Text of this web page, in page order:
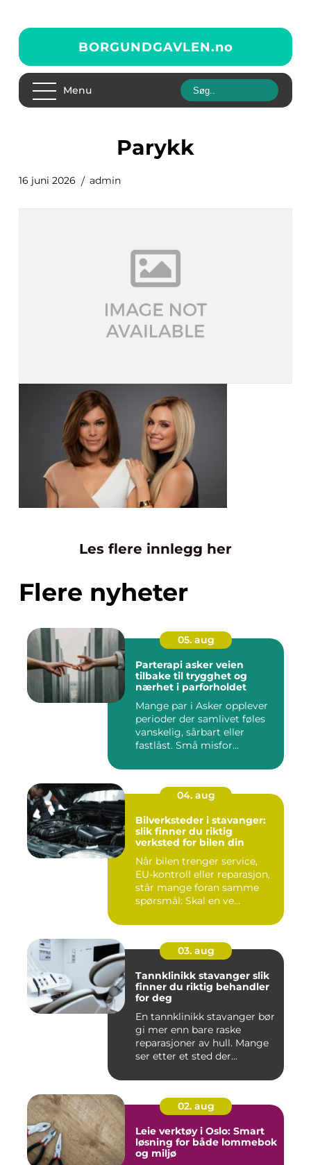
BORGUNDGAVLEN.no
Menu
parykk
16 juni 2026 admin
Les flere innlegg her
Flere nyheter
05. aug
Parterapi asker veien
tilbake til trygghet og
nærhet i parforholdet
Mange par i Asker opplever
perioder der samlivet føles
vanskelig, sårbart eller
fastlåst. Små misfor...
04. aug
Bilverksteder i stavanger:
slik finner du riktig
verksted for bilen din
Når bilen trenger service,
EU-kontroll eller reparasjon,
står mange foran samme
spørsmål: Skal en ve...
03. aug
Tannklinikk stavanger slik
finner du riktig behandler
for deg
En tannklinikk stavanger bør
gi mer enn bare raske
reparasjoner av hull. Mange
ser etter et sted der...
02. aug
Leie verktøy i Oslo: Smart
løsning for både lommebok
og miljø